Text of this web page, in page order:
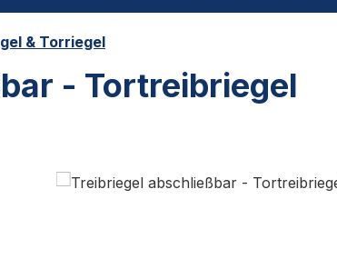
& Torriegel
- Tortreibriegel